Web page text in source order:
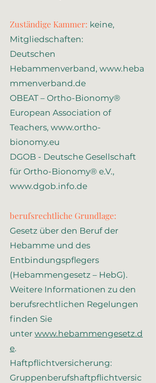
Zuständige Kammer: keine,
Mitgliedschaften:
Deutschen
Hebammenverband, www.heba
mmenverband.de
OBEAT – Ortho-Bionomy®
European Association of
Teachers, www.ortho-
bionomy.eu
​DGOB - Deutsche Gesellschaft
für Ortho-Bionomy® e.V.,
www.dgob.info.de
berufsrechtliche Grundlage:
Gesetz über den Beruf der
Hebamme und des
Entbindungspflegers
(Hebammengesetz – HebG).
Weitere Informationen zu den
berufsrechtlichen Regelungen
finden Sie
unter www.hebammengesetz.d
e.
Haftpflichtversicherung:
Gruppenberufshaftpflichtversic